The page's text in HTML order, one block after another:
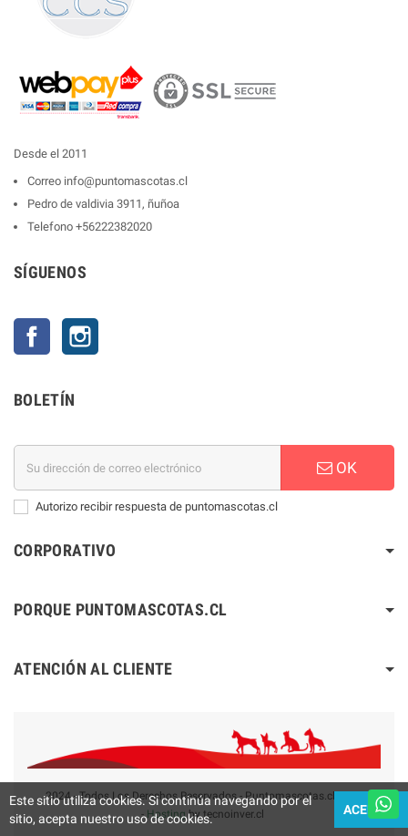
Desde el 2011
Correo info@puntomascotas.cl
Pedro de valdivia 3911, ñuñoa
Telefono +56222382020
SÍGUENOS
Facebook
BOLETÍN
OK
Autorizo recibir respuesta de puntomascotas.cl
CORPORATIVO
PORQUE PUNTOMASCOTAS.CL
ATENCIÓN AL CLIENTE
2024 - Todos Los Derechos Reservados - Puntomascotas.cl V2.0
-Hosting by tecnoinver.cl
Este sitio utiliza cookies. Si continúa navegando por el
sitio, acepta nuestro uso de cookies.
ACEPTAR